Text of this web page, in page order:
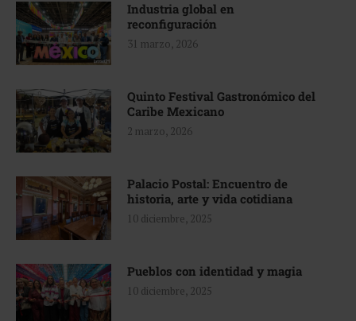
Industria global en
reconfiguración
31 marzo, 2026
Quinto Festival Gastronómico del
Caribe Mexicano
2 marzo, 2026
Palacio Postal: Encuentro de
historia, arte y vida cotidiana
10 diciembre, 2025
Pueblos con identidad y magia
10 diciembre, 2025